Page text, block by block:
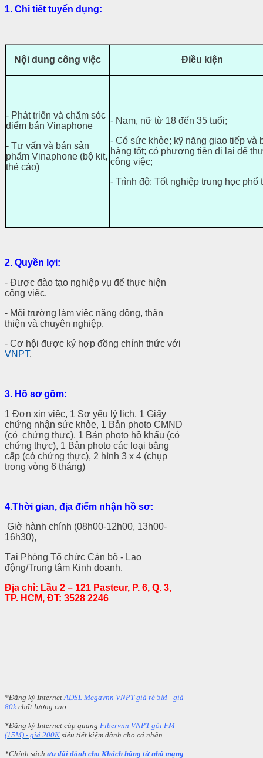
1. Chi tiết tuyển dụng:
Nội dung công việc Điều kiện
- Phát triển và chăm sóc
điểm bán Vinaphone
- Tư vấn và bán sản
phẩm Vinaphone (bộ kit,
thẻ cào)
- Nam, nữ từ 18 đến 35 tuổi;
- Có sức khỏe; kỹ năng giao tiếp
hàng tốt; có phương tiện đi lại để
công việc;
- Trình độ: Tốt nghiệp trung học phổ
2. Quyền lợi:
- Được đào tạo nghiệp vụ để thực hiện
công việc.
- Môi trường làm việc năng động, thân
thiện và chuyên nghiệp.
- Cơ hội được ký hợp đồng chính thức với
VNPT.
3. Hồ sơ gồm:
1 Đơn xin việc, 1 Sơ yếu lý lịch, 1 Giấy
chứng nhận sức khỏe, 1 Bản photo CMND
(có chứng thực), 1 Bản photo hộ khẩu (có
chứng thực), 1 Bản photo các loại bằng
cấp (có chứng thực), 2 hình 3 x 4 (chụp
trong vòng 6 tháng)
4.Thời gian, địa điểm nhận hồ sơ:
Giờ hành chính (08h00-12h00, 13h00-
16h30),
Tại Phòng Tổ chức Cán bộ - Lao
động/Trung tâm Kinh doanh.
Địa chỉ: Lầu 2 – 121 Pasteur, P. 6, Q. 3,
TP. HCM, ĐT: 3528 2246
*Đăng ký InternetADSL Megavnn VNPT giá rẻ 5M - giá
80k chất lượng cao
*Đăng ký Internet cáp quang Fibervnn VNPT gói FM
(15M) - giá 200K siêu tiết kiệm dành cho cá nhân
*Chính sách ưu đãi dành cho Khách hàng từ nhà mạng